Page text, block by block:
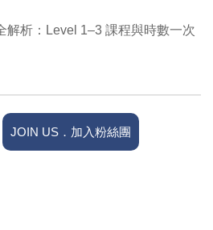
解析：Level 1–3 課程與時數一次
JOIN US．加入粉絲團